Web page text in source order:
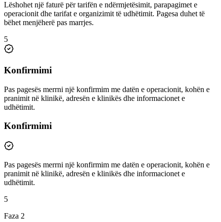
Lëshohet një faturë për tarifën e ndërmjetësimit, parapagimet e
operacionit dhe tarifat e organizimit të udhëtimit. Pagesa duhet të
bëhet menjëherë pas marrjes.
5
Konfirmimi
Pas pagesës merrni një konfirmim me datën e operacionit, kohën e
pranimit në klinikë, adresën e klinikës dhe informacionet e
udhëtimit.
Konfirmimi
Pas pagesës merrni një konfirmim me datën e operacionit, kohën e
pranimit në klinikë, adresën e klinikës dhe informacionet e
udhëtimit.
5
Faza 2